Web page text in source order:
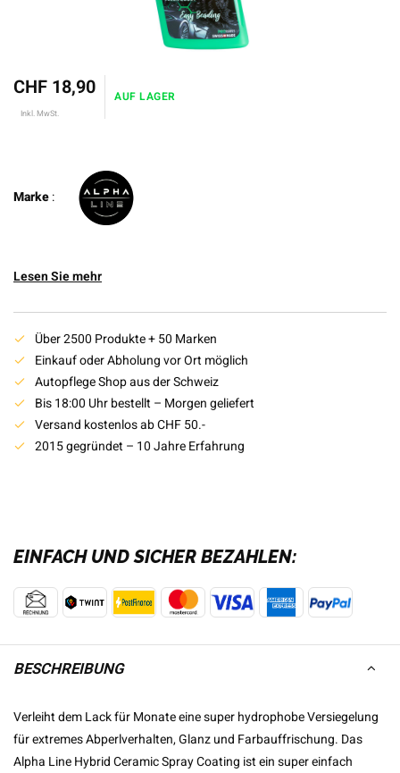
CHF 18,90
Inkl. MwSt.
AUF LAGER
Marke:
Lesen Sie mehr
Über 2500 Produkte + 50 Marken
Einkauf oder Abholung vor Ort möglich
Autopflege Shop aus der Schweiz
Bis 18:00 Uhr bestellt – Morgen geliefert
Versand kostenlos ab CHF 50.-
2015 gegründet – 10 Jahre Erfahrung
EINFACH UND SICHER BEZAHLEN:
BESCHREIBUNG
Verleiht dem Lack für Monate eine super hydrophobe Versiegelung
für extremes Abperlverhalten, Glanz und Farbauffrischung. Das
Alpha Line Hybrid Ceramic Spray Coating ist ein super einfach